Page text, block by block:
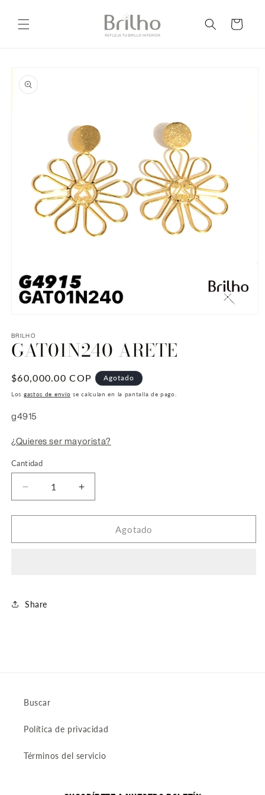
al contenido
Carrito
directamente
a la
información
multimedia
1
en
modal
BRILHO
GAT01N240 ARETE
Precio
habitual
$60,000.00 COP Agotado
Los gastos de envío se calculan en la pantalla de pago.
SKU:
g4915
¿Quieres ser mayorista?
Cantidad
Reducir
cantidad
para
ARETE
Aumentar
cantidad
para
GAT01N240
ARETE
Agotado
Share
Buscar
Política de privacidad
Términos del servicio